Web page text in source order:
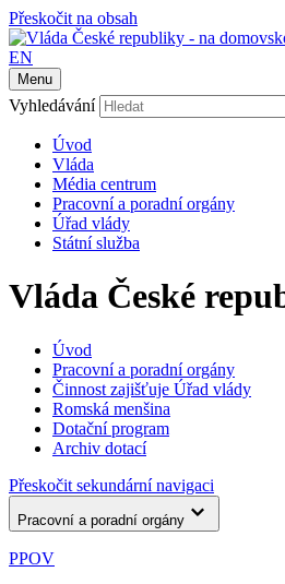
Přeskočit na obsah
EN
Menu
Vyhledávání
Úvod
Vláda
Média centrum
Pracovní a poradní orgány
Úřad vlády
Státní služba
Vláda České
Úvod
Pracovní a poradní orgány
Činnost zajišťuje Úřad vlády
Romská menšina
Dotační program
Archiv dotací
Přeskočit sekundární navigaci
Pracovní a poradní orgány
PPOV